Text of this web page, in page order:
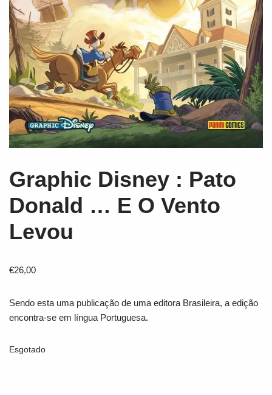
Graphic Disney : Pato
Donald … E O Vento
Levou
€26,00
Sendo esta uma publicação de uma editora Brasileira, a edição
encontra-se em língua Portuguesa.
Esgotado